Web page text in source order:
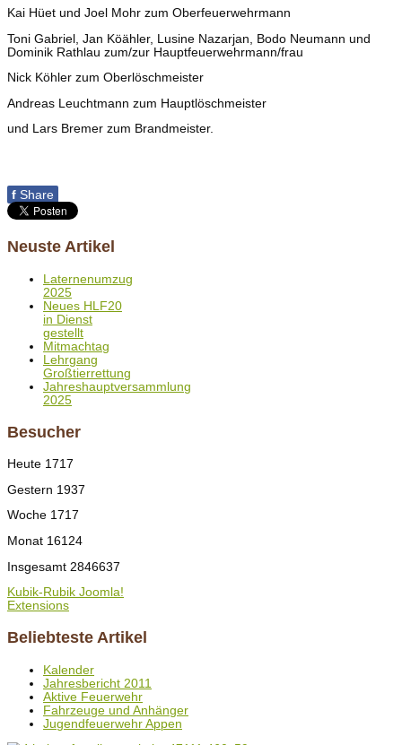
Kai Hüet und Joel Mohr zum Oberfeuerwehrmann
Toni Gabriel, Jan Köähler, Lusine Nazarjan, Bodo Neumann und
Dominik Rathlau zum/zur Hauptfeuerwehrmann/frau
Nick Köhler zum Oberlöschmeister
Andreas Leuchtmann zum Hauptlöschmeister
und Lars Bremer zum Brandmeister.
f Share
Neuste Artikel
Laternenumzug
2025
Neues HLF20
in Dienst
gestellt
Mitmachtag
Lehrgang
Großtierrettung
Jahreshauptversammlung
2025
Besucher
Heute 1717
Gestern 1937
Woche 1717
Monat 16124
Insgesamt 2846637
Kubik-Rubik Joomla!
Extensions
Beliebteste Artikel
Kalender
Jahresbericht 2011
Aktive Feuerwehr
Fahrzeuge und Anhänger
Jugendfeuerwehr Appen